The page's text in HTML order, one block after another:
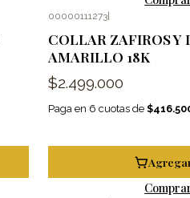
00000111273|
COLLAR ZAFIROS Y
AMARILLO 18K
$2.499.000
Paga en 6 cuotas de